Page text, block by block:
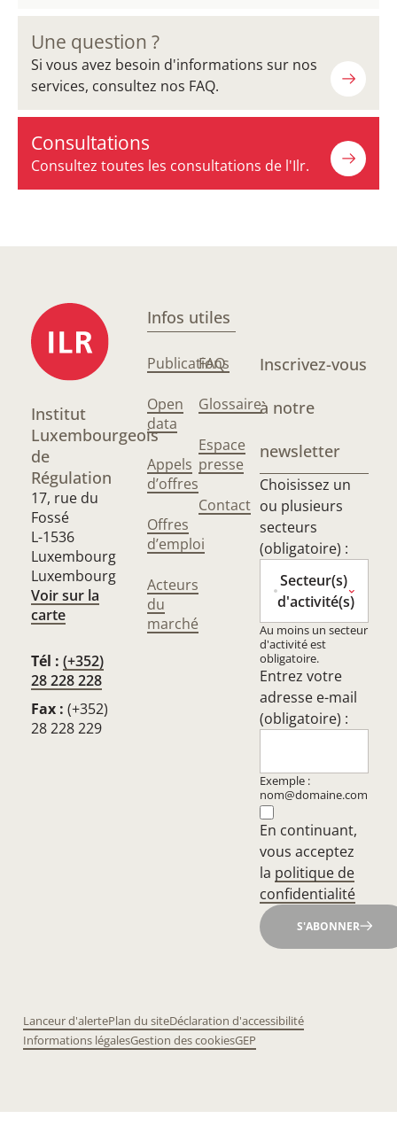
Une question ?
Si vous avez besoin d'informations sur nos
services, consultez nos FAQ.
Consultations
Consultez toutes les consultations de l'Ilr.
Institut
Luxembourgeois
de
Régulation
17, rue du
Fossé
L-1536
Luxembourg
Luxembourg
Voir sur la
carte
Tél : (+352)
28 228 228
Fax : (+352)
28 228 229
Infos utiles
Publications
Open
data
Appels
d’offres
Offres
d’emploi
Acteurs
du
marché
FAQ
Glossaire
Espace
presse
Contact
Inscrivez-vous
à notre
newsletter
Choisissez un
ou plusieurs
secteurs
(obligatoire) :
Secteur(s)
d'activité(s)
Au moins un secteur
d'activité est
obligatoire.
Entrez votre
adresse e-mail
(obligatoire) :
Exemple :
nom@domaine.com
En continuant,
vous acceptez
la politique de
confidentialité
S'ABONNER
Lanceur d'alertePlan du siteDéclaration d'accessibilité
Informations légalesGestion des cookiesGEP